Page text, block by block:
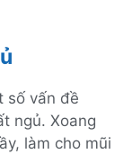
số vấn đề
ngủ. Xoang
làm cho mũi